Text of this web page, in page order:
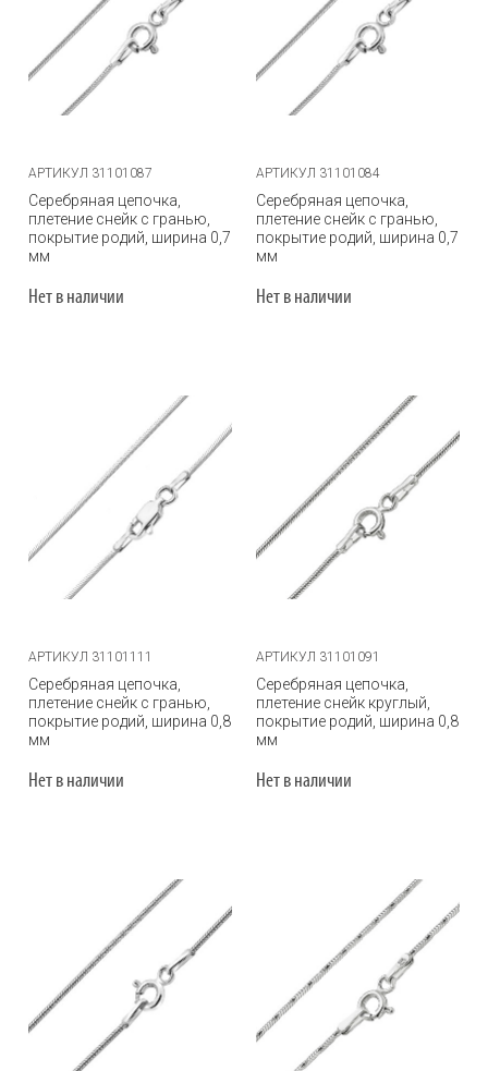
АРТИКУЛ 31101087
Серебряная цепочка,
плетение снейк с гранью,
покрытие родий, ширина 0,7
мм
Нет в наличии
АРТИКУЛ 31101084
Серебряная цепочка,
плетение снейк с гранью,
покрытие родий, ширина 0,7
мм
Нет в наличии
АРТИКУЛ 31101111
Серебряная цепочка,
плетение снейк с гранью,
покрытие родий, ширина 0,8
мм
Нет в наличии
АРТИКУЛ 31101091
Серебряная цепочка,
плетение снейк круглый,
покрытие родий, ширина 0,8
мм
Нет в наличии